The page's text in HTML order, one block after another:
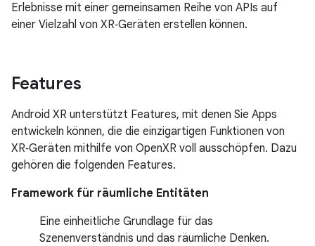
Erlebnisse mit einer gemeinsamen Reihe von APIs auf
einer Vielzahl von XR‑Geräten erstellen können.
Features
Android XR unterstützt Features, mit denen Sie Apps
entwickeln können, die die einzigartigen Funktionen von
XR‑Geräten mithilfe von OpenXR voll ausschöpfen. Dazu
gehören die folgenden Features.
Framework für räumliche Entitäten
Eine einheitliche Grundlage für das
Szenenverständnis und das räumliche Denken.